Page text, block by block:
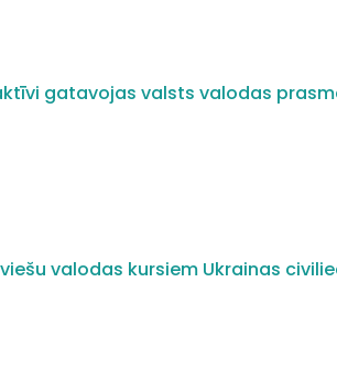
gatavojas valsts valodas
valodas kursiem Ukrainas